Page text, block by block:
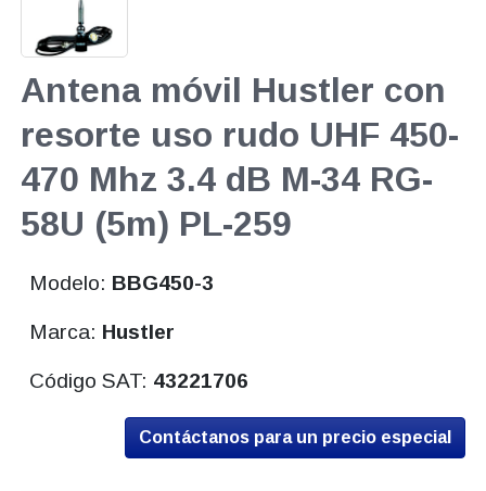
Antena móvil Hustler con
resorte uso rudo UHF 450-
470 Mhz 3.4 dB M-34 RG-
58U (5m) PL-259
Modelo: BBG450-3
Marca: Hustler
Código SAT: 43221706
Contáctanos para un precio especial